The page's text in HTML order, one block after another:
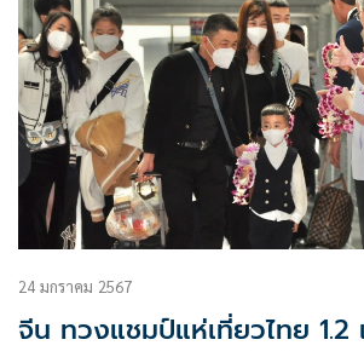
24 มกราคม 2567
จีน ทวงแชมป์แห่เที่ยวไทย